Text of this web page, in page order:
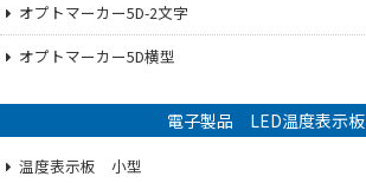
オプトマーカー5D-2文字
オプトマーカー5D横型
電子製品 LED温度表示板
温度表示板 小型